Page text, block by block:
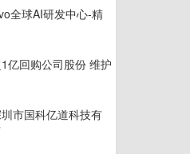
全球AI研发中心-精
亿回购公司股份 维护
市国科亿道科技有